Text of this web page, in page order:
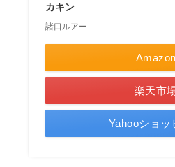
カキン
諸口ルアー
Amazon
楽天市
Yahooショッ